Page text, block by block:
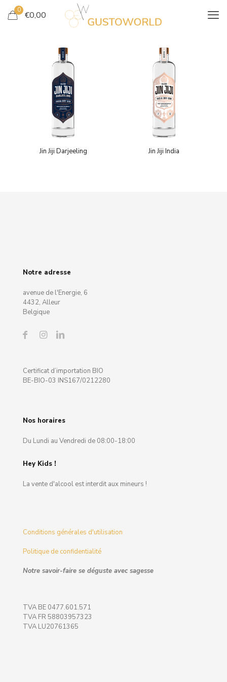
0 €0,00
Jin Jiji Darjeeling Jin Jiji India
Notre adresse
avenue de l'Energie, 6
4432, Alleur
Belgique
Certificat d’importation BIO
BE-BIO-03 INS167/0212280
Nos horaires
Du Lundi au Vendredi de 08:00-18:00
Hey Kids !
La vente d'alcool est interdit aux mineurs !
Conditions générales d'utilisation
Politique de confidentialité
Notre savoir-faire se déguste avec sagesse
TVA BE 0477.601.571
TVA FR 58803957323
TVA LU20761365